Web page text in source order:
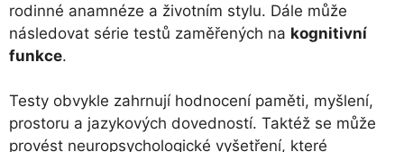
rodinné anamnéze a životním stylu. Dále může
následovat série testů zaměřených na kognitivní
funkce.
Testy obvykle zahrnují hodnocení paměti, myšlení,
prostoru a jazykových dovedností. Taktéž se může
provést neuropsychologické vyšetření, které